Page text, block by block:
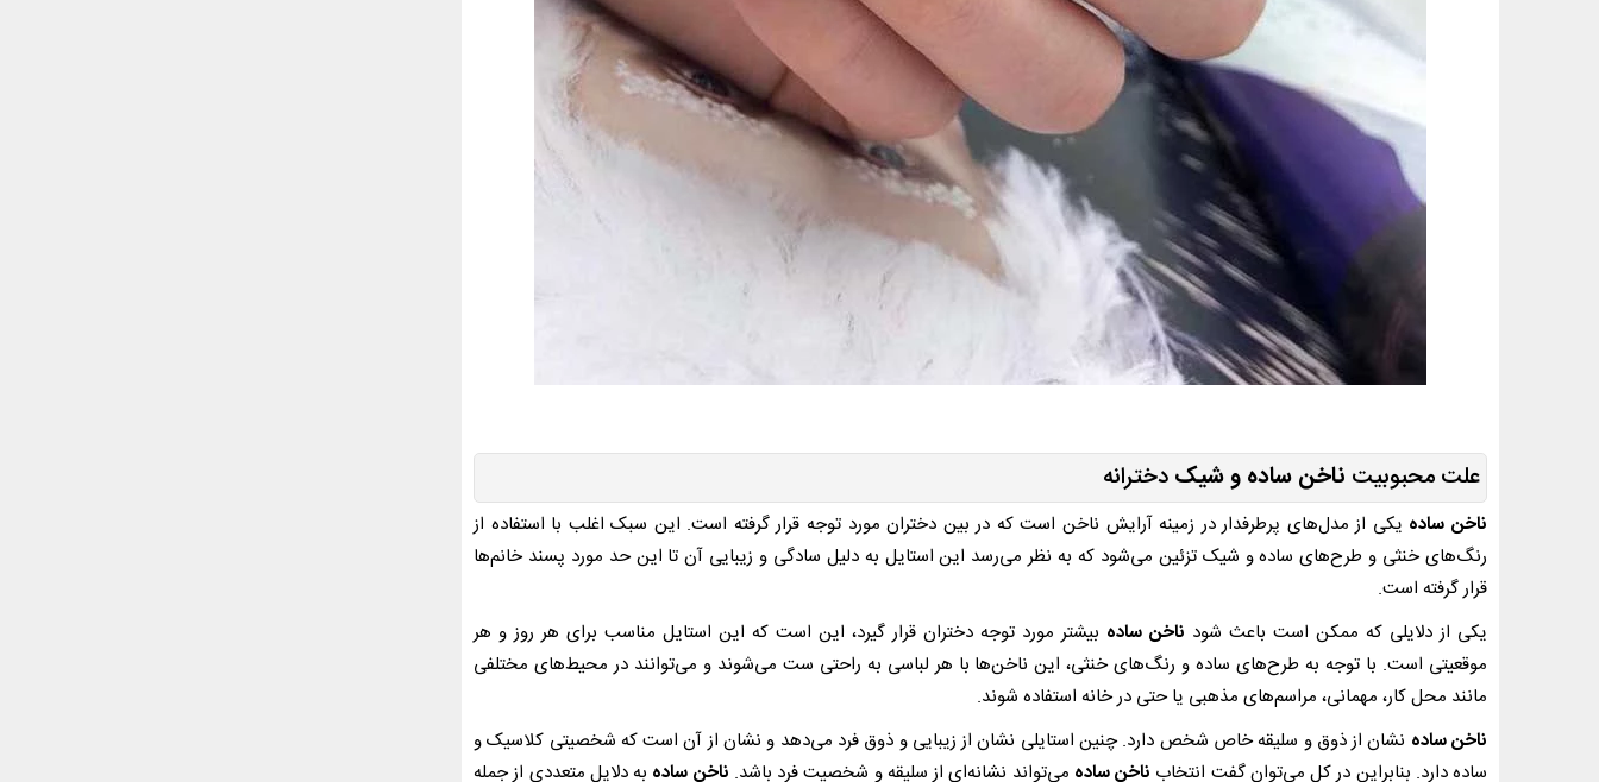
علت محبوبیت ناخن ساده و شیکدخترانه
ناخن ساده یکی از مدل‌های پرطرفدار در زمینه آرایش ناخن است که در بین دختران مورد توجه قرار گرفته است. این سبک اغلب با استفاده از
رنگ‌های خنثی و طرح‌های ساده و شیک تزئین می‌شود که به نظر می‌رسد این استایل به دلیل سادگی و زیبایی آن تا این حد مورد پسند خانم‌ها
قرار گرفته است.
یکی از دلایلی که ممکن است باعث شود ناخن ساده بیشتر مورد توجه دختران قرار گیرد، این است که این استایل مناسب برای هر روز و هر
موقعیتی است. با توجه به طرح‌های ساده و رنگ‌های خنثی، این ناخن‌ها با هر لباسی به راحتی ست می‌شوند و می‌توانند در محیط‌های مختلفی
مانند محل کار، مهمانی، مراسم‌های مذهبی یا حتی در خانه استفاده شوند.
ناخن ساده نشان از ذوق و سلیقه خاص شخص دارد. چنین استایلی نشان از زیبایی و ذوق فرد می‌دهد و نشان از آن است که شخصیتی کلاسیک و
ساده دارد. بنابراین در کل می‌توان گفت انتخاب ناخن ساده می‌تواند نشانه‌ای از سلیقه و شخصیت فرد باشد. ناخن ساده به دلایل متعددی از جمله